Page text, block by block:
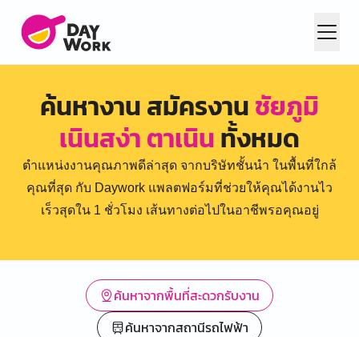
ค้นหางาน สมัครงานชัยภูมิ
เนินสง่า ตาเนินทั้งหมด
ตำแหน่งงานคุณภาพดีล่าสุด จากบริษัทชั้นนำ ในพื้นที่ใกล้
คุณที่สุด กับ Daywork แพลตฟอร์มที่ช่วยให้คุณได้งานไว
เร็วสุดใน 1 ชั่วโมง เส้นทางต่อไปในอาชีพรอคุณอยู่
ค้นหาจากพื้นที่สะดวกรับงาน
ค้นหาจากสถานีรถไฟฟ้า